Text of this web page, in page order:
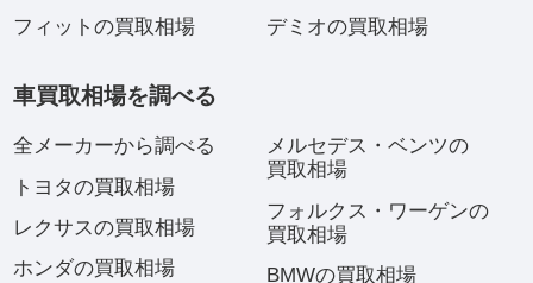
フィットの買取相場
デミオの買取相場
車買取相場を調べる
全メーカーから調べる
トヨタの買取相場
レクサスの買取相場
ホンダの買取相場
メルセデス・ベンツの
買取相場
フォルクス・ワーゲンの
買取相場
BMWの買取相場